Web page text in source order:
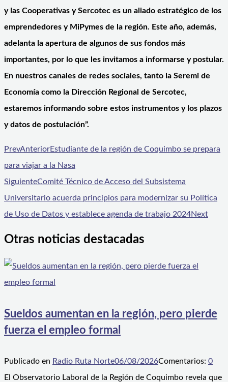
y las Cooperativas y Sercotec es un aliado estratégico de los
emprendedores y MiPymes de la región. Este año, además,
adelanta la apertura de algunos de sus fondos más
importantes, por lo que les invitamos a informarse y postular.
En nuestros canales de redes sociales, tanto la Seremi de
Economía como la Dirección Regional de Sercotec,
estaremos informando sobre estos instrumentos y los plazos
y datos de postulación”.
PrevAnteriorEstudiante de la región de Coquimbo se prepara
para viajar a la Nasa
SiguienteComité Técnico de Acceso del Subsistema
Universitario acuerda principios para modernizar su Política
de Uso de Datos y establece agenda de trabajo 2024Next
Otras noticias destacadas
Sueldos aumentan en la región, pero pierde
fuerza el empleo formal
Publicado en Radio Ruta Norte06/08/2026Comentarios: 0
El Observatorio Laboral de la Región de Coquimbo revela que